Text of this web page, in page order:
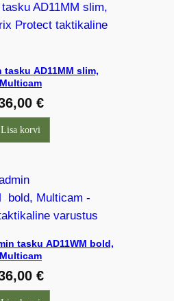
tasku AD11MM slim,
Multicam
€
Lisa korvi
tasku AD11WM bold,
Multicam
€